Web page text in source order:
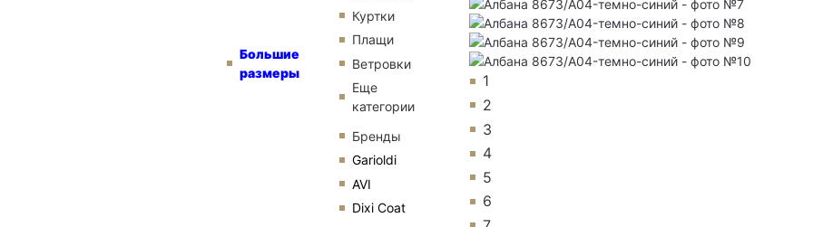
Большие
размеры
Куртки
Плащи
Ветровки
Еще
категории
Бренды
Garioldi
AVI
Dixi Coat
1
2
3
4
5
6